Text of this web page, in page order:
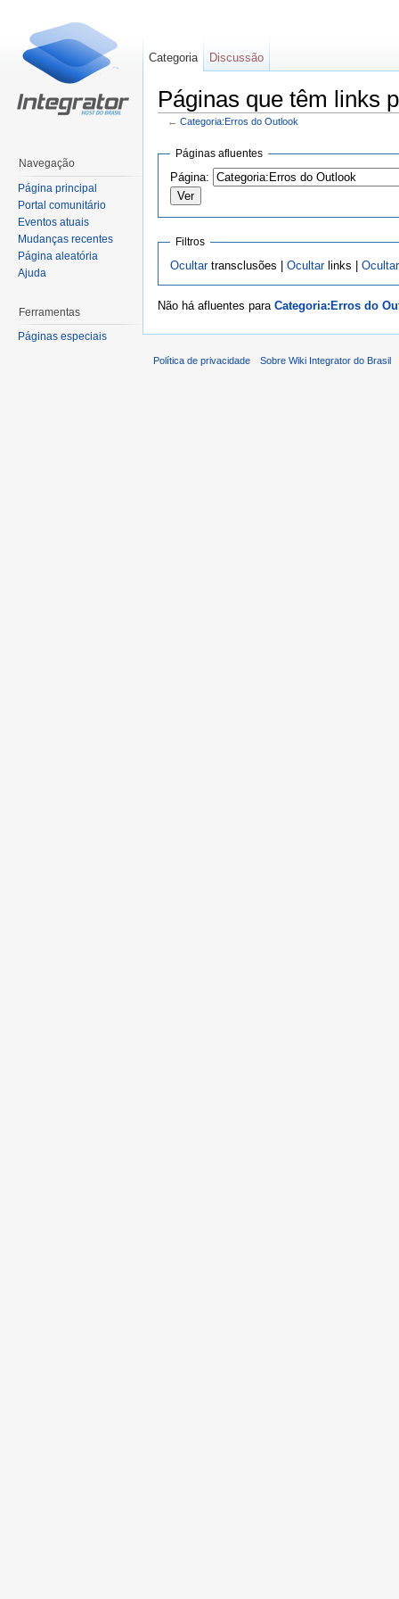
Páginas que têm links
← Categoria:Erros do Outlook
Páginas afluentes
Página:
Filtros
Ocultartransclusões | Ocultarlinks | Ocultar
Não há afluentes para Categoria:Erros do
Categoria Discussão
Navegação
Página principal
Portal comunitário
Eventos atuais
Mudanças recentes
Página aleatória
Ajuda
Ferramentas
Páginas especiais
Política de privacidade Sobre Wiki Integrator do Brasil